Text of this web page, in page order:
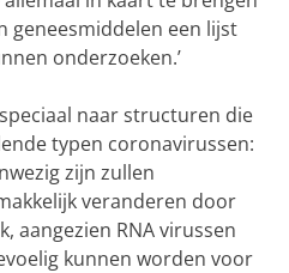
geneesmiddelen een lijst
onderzoeken.’
naar structuren die
typen coronavirussen:
zijn zullen
veranderen door
aangezien RNA virussen
kunnen worden voor